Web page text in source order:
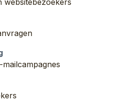
websitebezoekers